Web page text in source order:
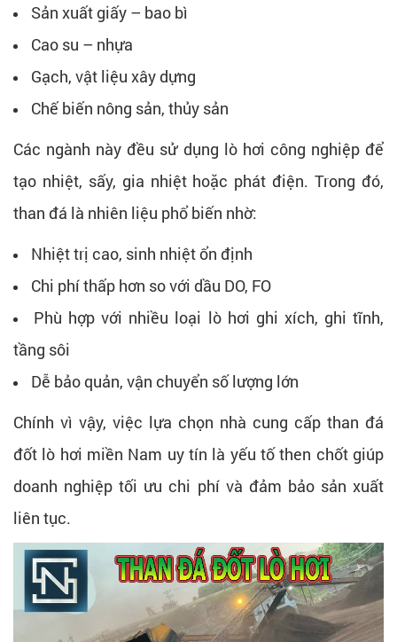
Sản xuất giấy – bao bì
Cao su – nhựa
Gạch, vật liệu xây dựng
Chế biến nông sản, thủy sản
Các ngành này đều sử dụng lò hơi công nghiệp để
tạo nhiệt, sấy, gia nhiệt hoặc phát điện. Trong đó,
than đá là nhiên liệu phổ biến nhờ:
Nhiệt trị cao, sinh nhiệt ổn định
Chi phí thấp hơn so với dầu DO, FO
Phù hợp với nhiều loại lò hơi ghi xích, ghi tĩnh,
tầng sôi
Dễ bảo quản, vận chuyển số lượng lớn
Chính vì vậy, việc lựa chọn nhà cung cấp than đá
đốt lò hơi miền Nam uy tín là yếu tố then chốt giúp
doanh nghiệp tối ưu chi phí và đảm bảo sản xuất
liên tục.